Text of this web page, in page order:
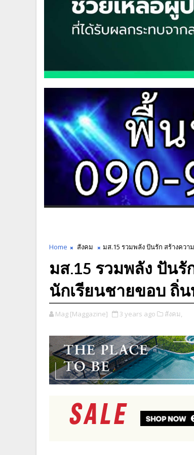
Home สังคม มส.15 รวมพลัง ปันรัก สร้างคว
มส.15 รวมพลัง ปันรั
นักเรียนชายขอบ ถิ่
Mag [Maggazine] 3 years ago สังคม,